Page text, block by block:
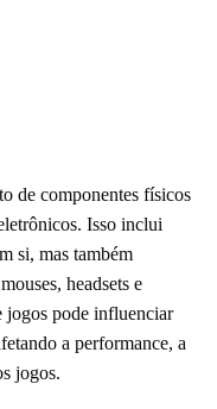
de componentes físicos
Isso inclui
si, mas também
headsets e
jogos pode influenciar
a performance, a
jogos.